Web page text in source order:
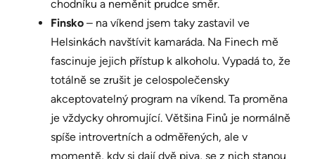
chodníku a neměnit prudce směr.
Finsko – na víkend jsem taky zastavil ve
Helsinkách navštívit kamaráda. Na Finech mě
fascinuje jejich přístup k alkoholu. Vypadá to, že
totálně se zrušit je celospolečensky
akceptovatelný program na víkend. Ta proměna
je vždycky ohromující. Většina Finů je normálně
spíše introvertních a odměřených, ale v
momentě, kdy si dají dvě piva, se z nich stanou